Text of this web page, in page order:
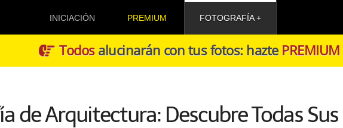
INICIACIÓN PREMIUM FOTOGRAFÍA
Todosalucinarán con tus fotos: hazte PREMIUM
de Arquitectura: Descubre Todas Sus